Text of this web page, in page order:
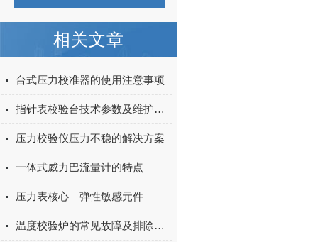
相关文章
台式压力校准器的使用注意事项
指针表校验台技术参数及维护要求
压力校验仪压力不稳的解决方案
一体式威力巴流量计的特点
压力表核心—弹性敏感元件
温度校验炉的常见故障及排除方法